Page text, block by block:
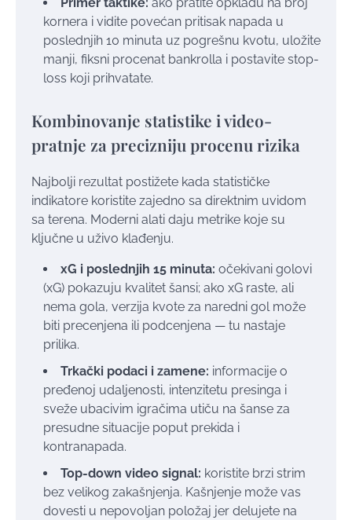
kornera i vidite povećan pritisak napada u
poslednjih 10 minuta uz pogrešnu kvotu, uložite
manji, fiksni procenat bankrolla i postavite stop-
loss koji prihvatate.
Kombinovanje statistike i video-
pratnje za precizniju procenu rizika
Najbolji rezultat postižete kada statističke
indikatore koristite zajedno sa direktnim uvidom
sa terena. Moderni alati daju metrike koje su
ključne u uživo klađenju.
xG i poslednjih 15 minuta: očekivani golovi
(xG) pokazuju kvalitet šansi; ako xG raste, ali
nema gola, verzija kvote za naredni gol može
biti precenjena ili podcenjena — tu nastaje
prilika.
Trkački podaci i zamene: informacije o
pređenoj udaljenosti, intenzitetu presinga i
sveže ubacivim igračima utiču na šanse za
presudne situacije poput prekida i
kontranapada.
Top-down video signal: koristite brzi strim
bez velikog zakašnjenja. Kašnjenje može vas
dovesti u nepovoljan položaj jer delujete na